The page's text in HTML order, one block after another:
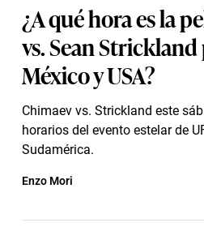
¿A qué hora es la
vs. Sean
México y USA?
Chimaev vs. Strickland este
horarios del evento estelar de
Sudamérica.
Enzo Mori